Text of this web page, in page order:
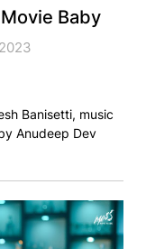
Baby
Banisetti, music
Anudeep Dev